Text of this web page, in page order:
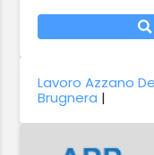
Lavoro Azzano
Brugnera |